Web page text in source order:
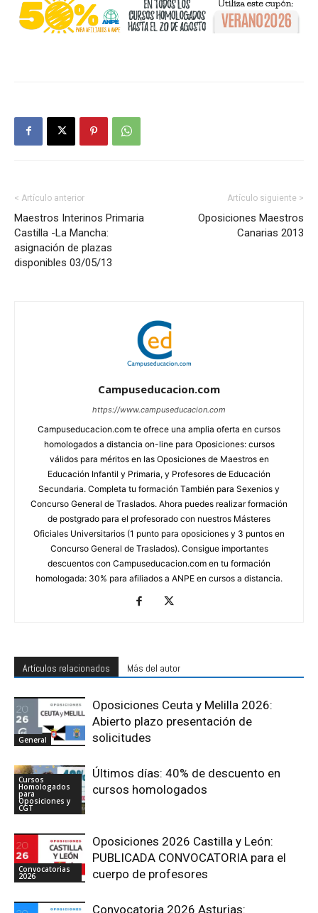
< Artículo anterior
Maestros Interinos Primaria
Castilla -La Mancha:
asignación de plazas
disponibles 03/05/13
Artículo siguiente >
Oposiciones Maestros
Canarias 2013
Campuseducacion.com
https://www.campuseducacion.com
Campuseducacion.com te ofrece una amplia oferta en cursos
homologados a distancia on-line para Oposiciones: cursos
válidos para méritos en las Oposiciones de Maestros en
Educación Infantil y Primaria, y Profesores de Educación
Secundaria. Completa tu formación También para Sexenios y
Concurso General de Traslados. Ahora puedes realizar formación
de postgrado para el profesorado con nuestros Másteres
Oficiales Universitarios (1 punto para oposiciones y 3 puntos en
Concurso General de Traslados). Consigue importantes
descuentos con Campuseducacion.com en tu formación
homologada: 30% para afiliados a ANPE en cursos a distancia.
Artículos relacionados Más del autor
General
Oposiciones Ceuta y Melilla 2026:
Abierto plazo presentación de
solicitudes
Cursos
Homologados
para
Oposiciones y
CGT
Últimos días: 40% de descuento en
cursos homologados
Convocatorias
2026
Oposiciones 2026 Castilla y León:
PUBLICADA CONVOCATORIA para el
cuerpo de profesores
Convocatoria 2026 Asturias: